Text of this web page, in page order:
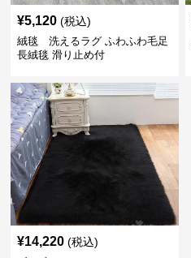
¥5,120 (税込)
絨毯 洗えるラグ ふわふわ毛足
長絨毯 滑り止め付
¥14,220 (税込)